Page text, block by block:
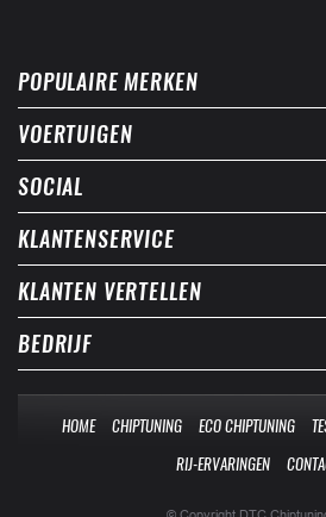
POPULAIRE MERKEN
VOERTUIGEN
SOCIAL
KLANTENSERVICE
KLANTEN VERTELLEN
BEDRIJF
HOME CHIPTUNING ECO CHIPTUNING
RIJ-ERVARINGEN